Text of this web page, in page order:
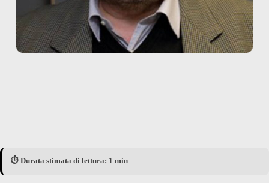
⏱️ Durata stimata di lettura: 1 min